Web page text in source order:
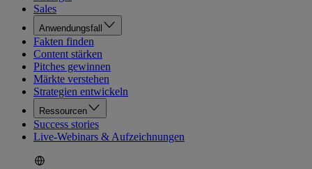
Sales
Anwendungsfall
Fakten finden
Content stärken
Pitches gewinnen
Märkte verstehen
Strategien entwickeln
Ressourcen
Success stories
Live-Webinars & Aufzeichnungen